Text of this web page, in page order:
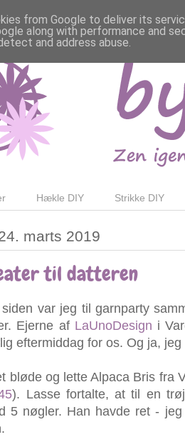
Hækle DIY Strikke DIY
marts 2019
til datteren
var jeg til garnparty
Ejerne af LaUnoDesign i
eftermiddag for os. Og ja,
bløde og lette Alpaca Bris fra
). Lasse fortalte, at til en
5 nøgler. Han havde ret -
from Google to deliver its
along with performance and
and address abuse.